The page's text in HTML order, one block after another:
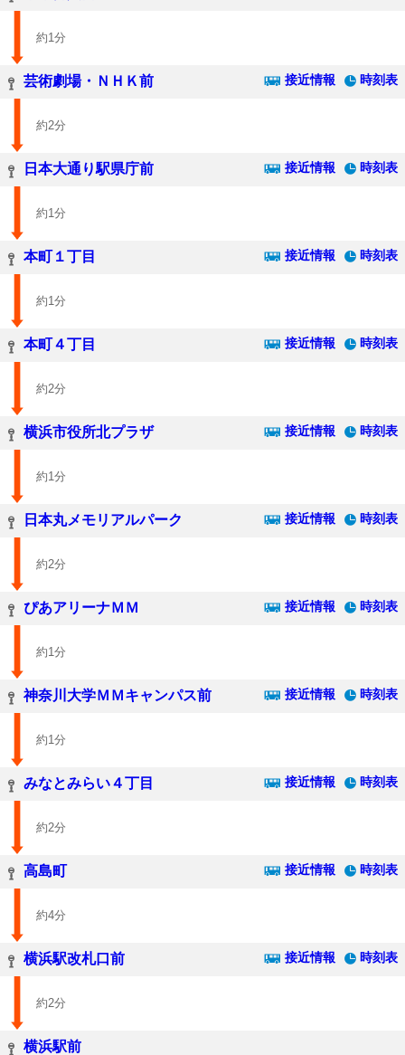
約1分
芸術劇場・ＮＨＫ前 接近情報 時刻表
約2分
日本大通り駅県庁前 接近情報 時刻表
約1分
本町１丁目 接近情報 時刻表
約1分
本町４丁目 接近情報 時刻表
約2分
横浜市役所北プラザ 接近情報 時刻表
約1分
日本丸メモリアルパーク 接近情報 時刻表
約2分
ぴあアリーナＭＭ 接近情報 時刻表
約1分
神奈川大学ＭＭキャンパス前 接近情報 時刻表
約1分
みなとみらい４丁目 接近情報 時刻表
約2分
高島町 接近情報 時刻表
約4分
横浜駅改札口前 接近情報 時刻表
約2分
横浜駅前